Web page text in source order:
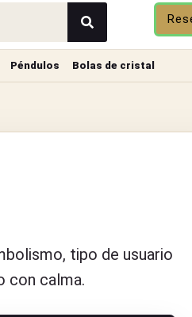
Péndulos Bolas de cristal
tipo de usuario
con calma.